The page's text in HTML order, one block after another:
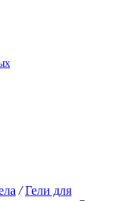
/Гели для